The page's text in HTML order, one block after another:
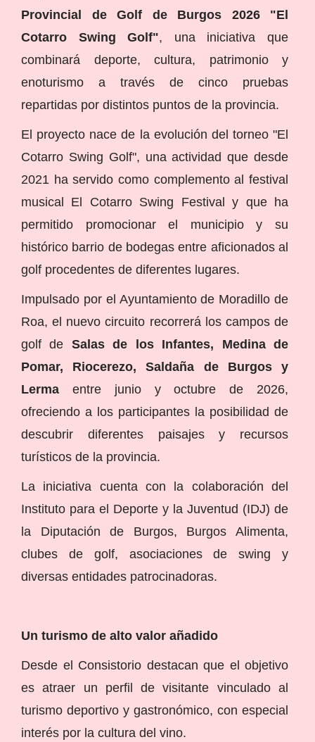
Provincial de Golf de Burgos 2026 "El
Cotarro Swing Golf", una iniciativa que
combinará deporte, cultura, patrimonio y
enoturismo a través de cinco pruebas
repartidas por distintos puntos de la provincia.
El proyecto nace de la evolución del torneo "El
Cotarro Swing Golf", una actividad que desde
2021 ha servido como complemento al festival
musical El Cotarro Swing Festival y que ha
permitido promocionar el municipio y su
histórico barrio de bodegas entre aficionados al
golf procedentes de diferentes lugares.
Impulsado por el Ayuntamiento de Moradillo de
Roa, el nuevo circuito recorrerá los campos de
golf de Salas de los Infantes, Medina de
Pomar, Riocerezo, Saldaña de Burgos y
Lerma entre junio y octubre de 2026,
ofreciendo a los participantes la posibilidad de
descubrir diferentes paisajes y recursos
turísticos de la provincia.
La iniciativa cuenta con la colaboración del
Instituto para el Deporte y la Juventud (IDJ) de
la Diputación de Burgos, Burgos Alimenta,
clubes de golf, asociaciones de swing y
diversas entidades patrocinadoras.
Un turismo de alto valor añadido
Desde el Consistorio destacan que el objetivo
es atraer un perfil de visitante vinculado al
turismo deportivo y gastronómico, con especial
interés por la cultura del vino.